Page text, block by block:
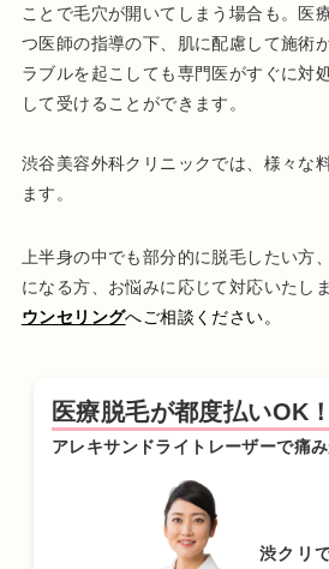
ことで毛穴が開いてしまう場合も。医
つ医師の指導の下、肌に配慮して施術
ラブルを起こしても専門医がすぐに対
して受けることができます。
渋谷美容外科クリニックでは、様々な
ます。
上半身の中でも部分的に脱毛したい方
になる方、お悩みに応じて対応いたし
ウンセリングへご相談ください。
医療脱毛が都度払いOK！
アレキサンドライトレーザーで痛
渋クリ